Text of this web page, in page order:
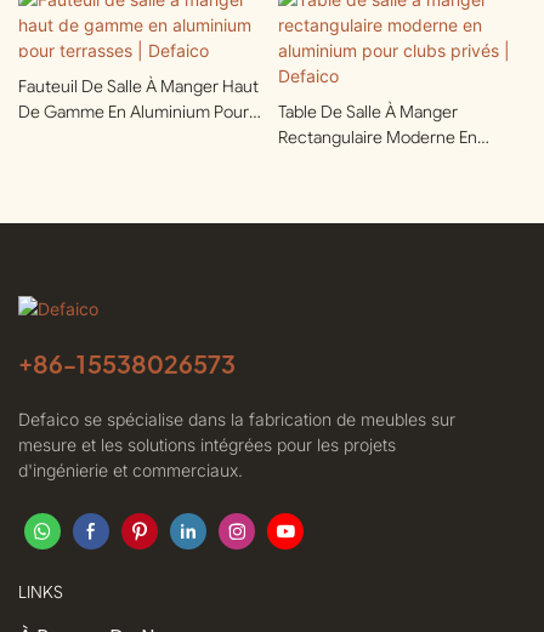
Fauteuil De Salle À Manger Haut
De Gamme En Aluminium Pour
Table De Salle À Manger
Rectangulaire Moderne En
+86-15538026573
Defaico se spécialise dans la fabrication de meubles sur
mesure et les solutions intégrées pour les projets
d'ingénierie et commerciaux.
LINKS